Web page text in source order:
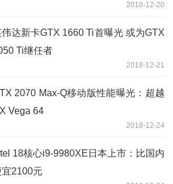
2018-12-20
伟达新卡GTX 1660 Ti首曝光 或为GTX
Ti继任者
2018-12-21
2070 Max-Q移动版性能曝光：超越
Vega 64
2018-12-24
18核心i9-9980XE日本上市：比国内
宜2100元